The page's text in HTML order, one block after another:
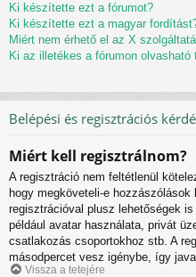
Ki készítette ezt a fórumot?
Ki készítette ezt a magyar
Miért nem érhető el az X
Ki az illetékes a fórumon
Belépési és regisztrációs
Miért kell regisztrálnom?
A regisztráció nem feltétlenül
hogy megköveteli-e
regisztrációval plusz lehetőségek
például avatar használata, privát
csatlakozás csoportokhoz stb. A
másodpercet vesz igénybe, így
Vissza a tetejére